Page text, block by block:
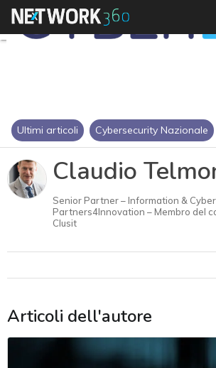
Ultimi articoli Cybersecurity Nazionale
Claudio
Senior Partner – Information &
Partners4Innovation – Membro del
Clusit
Articoli dell'autore